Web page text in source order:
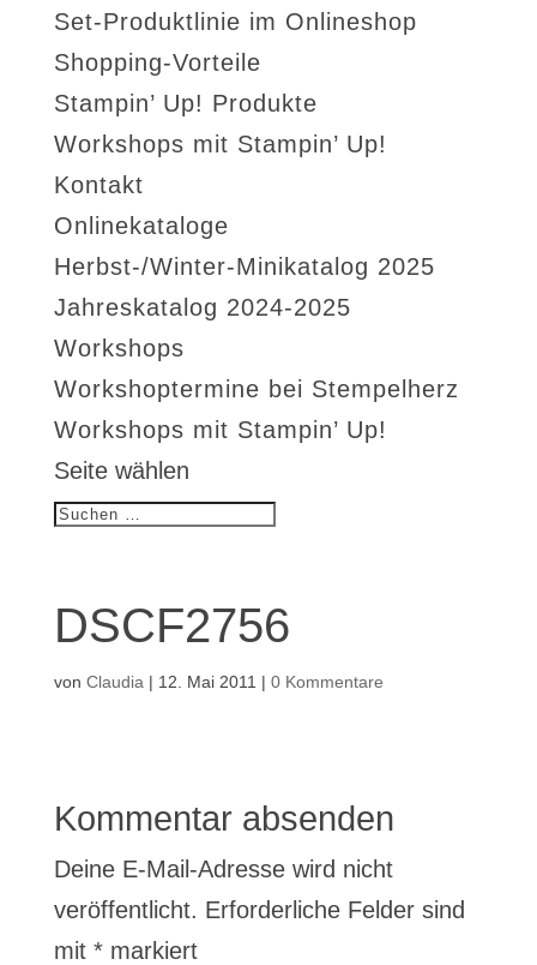
Set-Produktlinie im Onlineshop
Shopping-Vorteile
Stampin’ Up! Produkte
Workshops mit Stampin’ Up!
Kontakt
Onlinekataloge
Herbst-/Winter-Minikatalog 2025
Jahreskatalog 2024-2025
Workshops
Workshoptermine bei Stempelherz
Workshops mit Stampin’ Up!
Seite wählen
DSCF2756
von Claudia | 12. Mai 2011 | 0 Kommentare
Kommentar absenden
Deine E-Mail-Adresse wird nicht
veröffentlicht. Erforderliche Felder sind
mit *markiert